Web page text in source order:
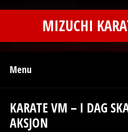
MIZUCHI
Menu
KARATE VM – I DAG
AKSJON